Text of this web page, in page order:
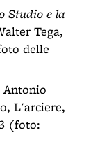
Studio e la
Tega,
delle
Antonio
L'arciere,
(foto: